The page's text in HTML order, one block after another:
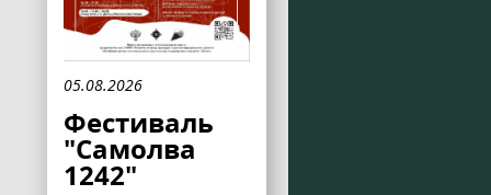
05.08.2026
Фестиваль
"Самолва
1242"